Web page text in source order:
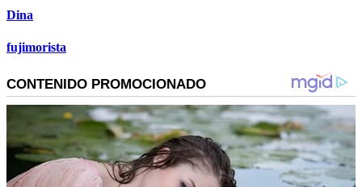
Dina
fujimorista